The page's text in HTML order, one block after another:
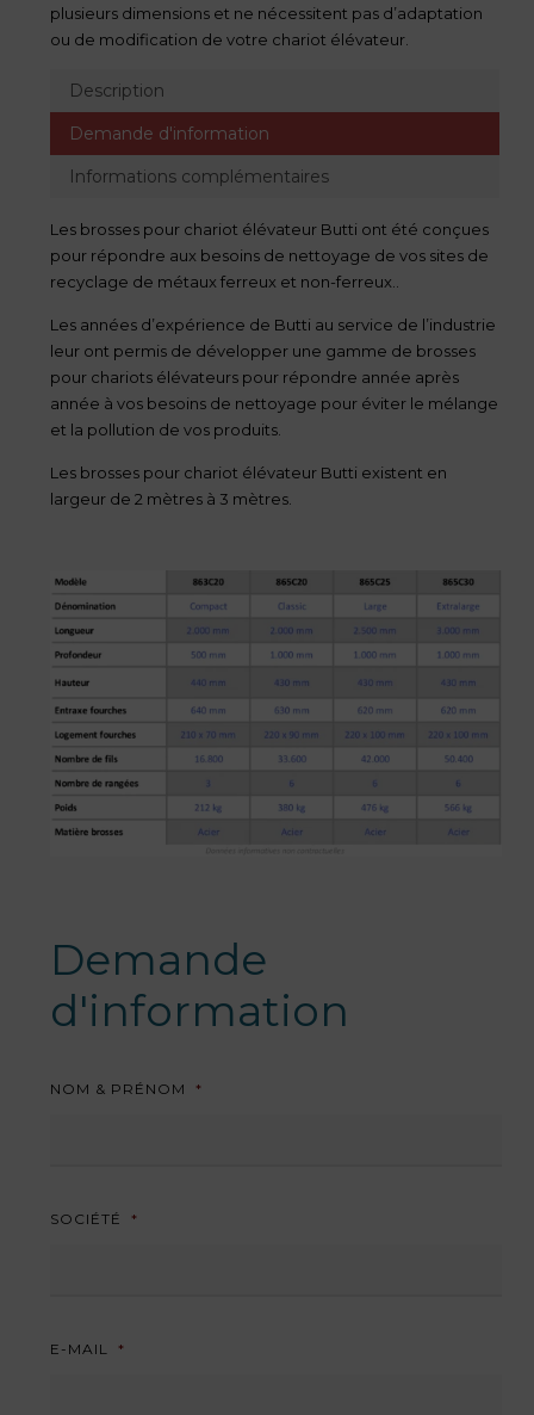
plusieurs dimensions et ne nécessitent pas d’adaptation
ou de modification de votre chariot élévateur.
Description
Demande d'information
Informations complémentaires
Les brosses pour chariot élévateur Butti ont été conçues
pour répondre aux besoins de nettoyage de vos sites de
recyclage de métaux ferreux et non-ferreux..
Les années d’expérience de Butti au service de l’industrie
leur ont permis de développer une gamme de brosses
pour chariots élévateurs pour répondre année après
année à vos besoins de nettoyage pour éviter le mélange
et la pollution de vos produits.
Les brosses pour chariot élévateur Butti existent en
largeur de 2 mètres à 3 mètres.
Demande
d'information
NOM & PRÉNOM *
SOCIÉTÉ *
E-MAIL *